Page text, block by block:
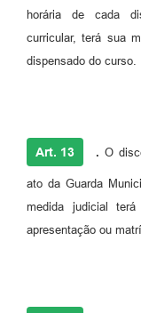
horária de cada
curricular, terá sua
dispensado do curso.
Art. 13 . O
ato da Guarda
medida judicial
apresentação ou